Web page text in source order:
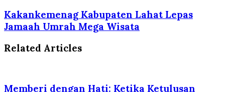
Kakankemenag Kabupaten Lahat Lepas
Jamaah Umrah Mega Wisata
Related Articles
Memberi dengan Hati: Ketika Ketulusan